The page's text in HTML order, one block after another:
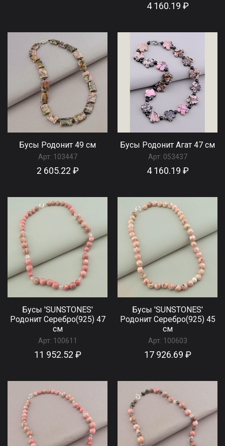
4 160.19 ₽
Бусы Родонит 49 см
Арт: 103447
2 605.22 ₽
Бусы Родонит Агат 47 см
Арт: 053437
4 160.19 ₽
Бусы 'SUNSTONES'
Родонит Серебро(925) 47
см
Арт: 100611
11 952.52 ₽
Бусы 'SUNSTONES'
Родонит Серебро(925) 45
см
Арт: 100603
17 926.69 ₽